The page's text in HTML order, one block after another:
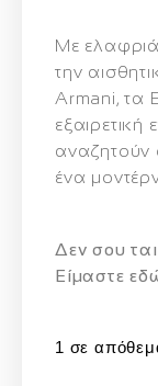
Με ελαφριά
την
Armani, τα
αναζητούν
ένα
Δεν σου
Eίμαστε
1 σε